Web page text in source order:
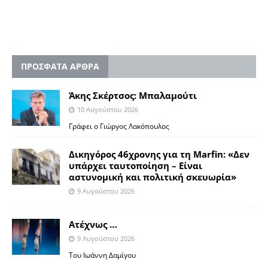
ΠΡΟΣΦΑΤΑ ΑΡΘΡΑ
Άκης Σκέρτσος: Μπαλαμούτι
10 Αυγούστου 2026
Γράφει ο Γιώργος Λακόπουλος
Δικηγόρος 46χρονης για τη Marfin: «Δεν
υπάρχει ταυτοποίηση – Είναι
αστυνομική και πολιτική σκευωρία»
9 Αυγούστου 2026
Ατέχνως …
9 Αυγούστου 2026
Του Ιωάννη Δαμίγου